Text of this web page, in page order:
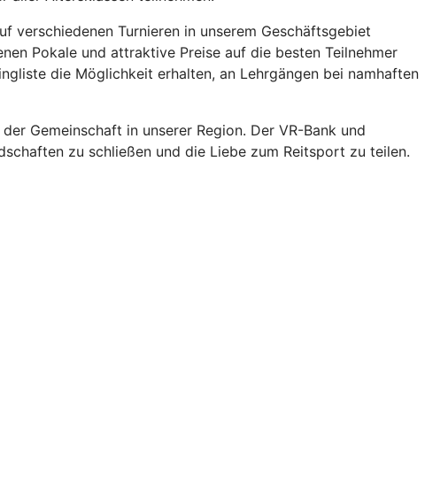
verschiedenen Turnieren in unserem Geschäftsgebiet
Pokale und attraktive Preise auf die besten Teilnehmer
die Möglichkeit erhalten, an Lehrgängen bei namhaften
Gemeinschaft in unserer Region. Der VR-Bank und
zu schließen und die Liebe zum Reitsport zu teilen.